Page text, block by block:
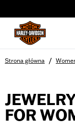
Strona główna /
FOR